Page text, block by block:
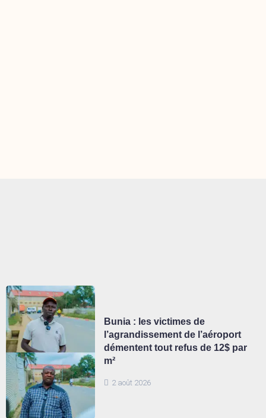
2 août 2026
Bunia : les victimes de
l’agrandissement de l’aéroport
démentent tout refus de 12$ par
m²